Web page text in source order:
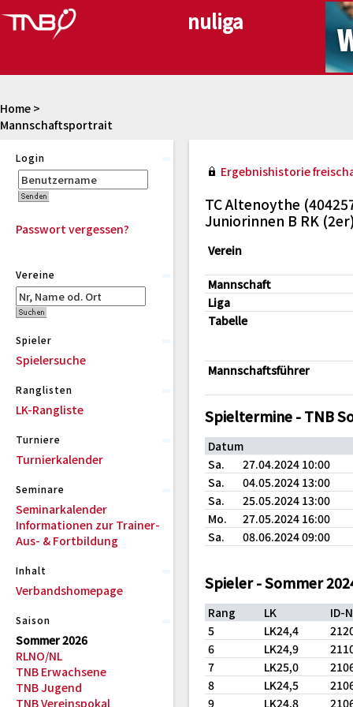
Mannschaftsportrait
Home >
Login
Passwort vergessen?
Vereine
Spieler
Spielersuche
Ranglisten
LK-Rangliste
Turniere
Turnierkalender
Seminare
Seminarkalender
Informationen zur Trainer-
Aus- & Fortbildung
Inhalt
Verbandshomepage
Saison
Sommer 2026
RLNO/NL
TNB Erwachsene
TNB Jugend
TNB Vereinspokal
Ergebnishistorie
TC Altenoythe
Juniorinnen B RK
Verein
Mannschaft
Liga
Tabelle
Mannschaftsführer
Spieltermine - TNB
Datum
Sa.
27.04.2024 10:00
Sa.
04.05.2024 13:00
Sa.
25.05.2024 13:00
Mo.
27.05.2024 16:00
Sa.
08.06.2024 09:00
Spieler - Sommer
Rang LK
ID-
5
LK24,4
6
LK24,9
7
LK25,0
8
LK24,5
9
LK24,8